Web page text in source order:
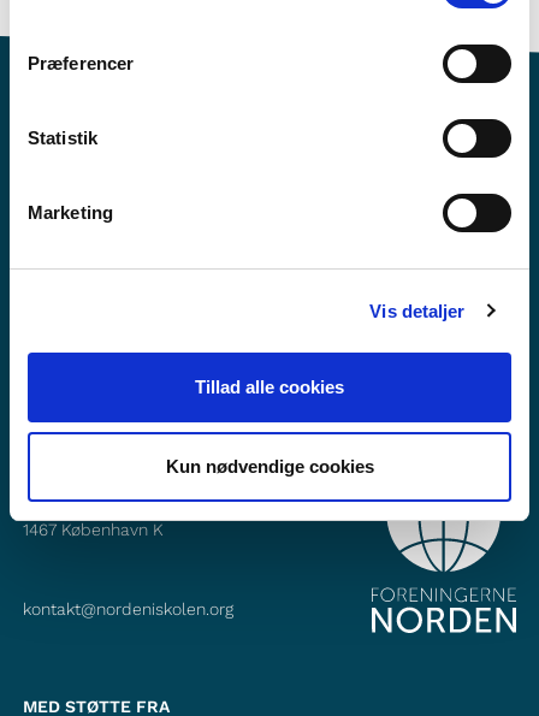
Præferencer
Statistik
Marketing
Vis detaljer
Tillad alle cookies
Kun nødvendige cookies
1467 København K
kontakt@nordeniskolen.org
MED STØTTE FRA